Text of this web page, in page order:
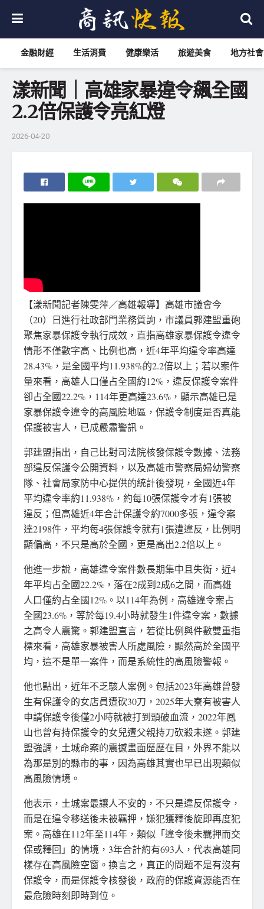
金融財經 生活消費 健康樂活 旅遊美食 地方社會
漾新聞｜高雄家暴違令飆全國
2.2倍保護令亮紅燈
2026-04-20
【漾新聞記者陳雯萍／高雄報導】高雄市議會今
（20）日進行社政部門業務質詢，市議員郭建盟重砲
聚焦家暴保護令執行成效，直指高雄家暴保護令違令
情形不僅數字高、比例也高，近4年平均違令率高達
28.43%，是全國平均11.938%的2.2倍以上；若以案件
量來看，高雄人口僅占全國約12%，違反保護令案件
卻占全國22.2%，114年更高達23.6%，顯示高雄已是
家暴保護令違令的高風險地區，保護令制度是否真能
保護被害人，已成嚴肅警訊。
郭建盟指出，自己比對司法院核發保護令數據、法務
部違反保護令公開資料，以及高雄市警察局婦幼警察
隊、社會局家防中心提供的統計後發現，全國近4年
平均違令率約11.938%，約每10張保護令才有1張被
違反；但高雄近4年合計保護令約7000多張，違令案
達2198件，平均每4張保護令就有1張遭違反，比例明
顯偏高，不只是高於全國，更是高出2.2倍以上。
他進一步說，高雄違令案件數長期集中且失衡，近4
年平均占全國22.2%，落在2成到2成6之間，而高雄
人口僅約占全國12%。以114年為例，高雄違令案占
全國23.6%，等於每19.4小時就發生1件違令案，數據
之高令人震驚。郭建盟直言，若從比例與件數雙重指
標來看，高雄家暴被害人所處風險，顯然高於全國平
均，這不是單一案件，而是系統性的高風險警報。
他也點出，近年不乏駭人案例。包括2023年高雄曾發
生有保護令的女店員遭砍30刀，2025年大寮有被害人
申請保護令後僅2小時就被打到頭破血流，2022年鳳
山也曾有持保護令的女兒遭父親持刀砍殺未遂。郭建
盟強調，土城命案的震撼畫面歷歷在目，外界不能以
為那是別的縣市的事，因為高雄其實也早已出現類似
高風險情境。
他表示，土城案最讓人不安的，不只是違反保護令，
而是在違令移送後未被羈押，嫌犯獲釋後旋即再度犯
案。高雄在112年至114年，類似「違令後未羈押而交
保或釋回」的情境，3年合計約有693人，代表高雄同
樣存在高風險空窗。換言之，真正的問題不是有沒有
保護令，而是保護令核發後，政府的保護資源能否在
最危險時刻即時到位。